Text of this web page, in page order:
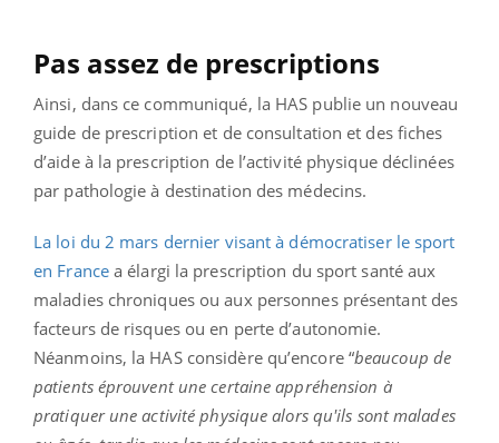
Pas assez de prescriptions
Ainsi, dans ce communiqué, la HAS publie un nouveau
guide de prescription et de consultation et des fiches
d’aide à la prescription de l’activité physique déclinées
par pathologie à destination des médecins.
La loi du 2 mars dernier visant à démocratiser le sport
en Francea élargi la prescription du sport santé aux
maladies chroniques ou aux personnes présentant des
facteurs de risques ou en perte d’autonomie.
Néanmoins, la HAS considère qu’encore “beaucoup de
patients éprouvent une certaine appréhension à
pratiquer une activité physique alors qu'ils sont malades